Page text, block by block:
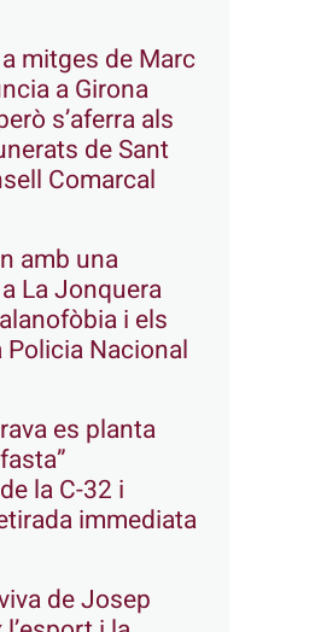
mitges de Marc
a Girona
s’aferra als
de Sant
Comarcal
amb una
La Jonquera
i els
Nacional
es planta
la C-32 i
immediata
de Josep